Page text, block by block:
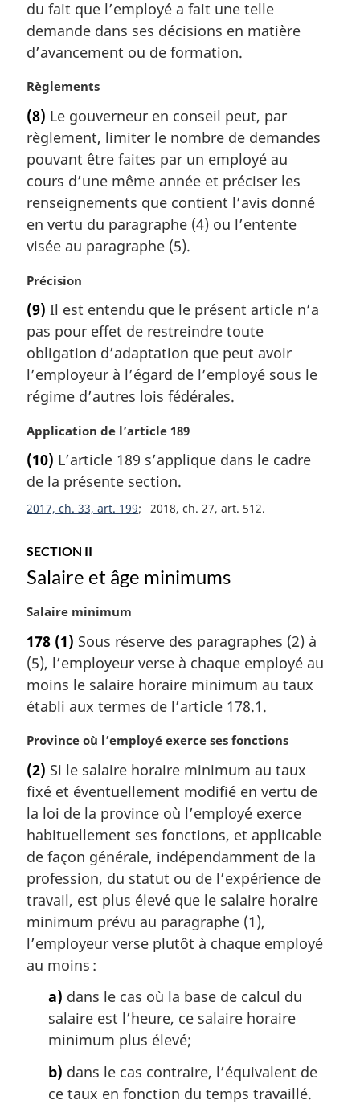
i
n
a
e
du fait que l’employé a fait une telle
demande dans ses décisions en matière
d’avancement ou de formation.
N
t
e
m
a
g
i
n
l
:
Règlements
(8) Le gouverneur en conseil peut, par
règlement, limiter le nombre de demandes
pouvant être faites par un employé au
cours d’une même année et préciser les
renseignements que contient l’avis donné
en vertu du paragraphe (4) ou l’entente
visée au paragraphe (5).
N
t
e
m
a
g
n
a
e
:
Précision
(9) Il est entendu que le présent article n’a
pas pour effet de restreindre toute
obligation d’adaptation que peut avoir
l’employeur à l’égard de l’employé sous le
régime d’autres lois fédérales.
N
t
e
m
a
g
i
n
a
e
:
Application de l’article 189
(10) L’article 189 s’applique dans le cadre
de la présente section.
2017, ch. 33, art. 199 2018, ch. 27, art. 512
SECTION II
Salaire et âge minimums
N
t
e
m
a
r
g
n
a
l
e
:
Salaire minimum
178 (1) Sous réserve des paragraphes (2) à
(5), l’employeur verse à chaque employé au
moins le salaire horaire minimum au taux
établi aux termes de l’article 178.1.
N
t
e
m
a
g
i
n
a
l
e
:
Province où l’employé exerce ses fonctions
(2) Si le salaire horaire minimum au taux
fixé et éventuellement modifié en vertu de
la loi de la province où l’employé exerce
habituellement ses fonctions, et applicable
de façon générale, indépendamment de la
profession, du statut ou de l’expérience de
travail, est plus élevé que le salaire horaire
minimum prévu au paragraphe (1),
l’employeur verse plutôt à chaque employé
au moins :
a) dans le cas où la base de calcul du
salaire est l’heure, ce salaire horaire
minimum plus élevé;
b) dans le cas contraire, l’équivalent de
ce taux en fonction du temps travaillé.